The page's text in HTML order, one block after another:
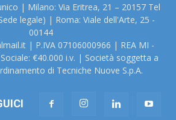
| Milano: Via Eritrea, 21 – 20157 Tel
legale) | Roma: Viale dell'Arte, 25 -
00144
| P.IVA 07106000966 | REA MI -
€40.000 i.v. | Società soggetta a
di Tecniche Nuove S.p.A.